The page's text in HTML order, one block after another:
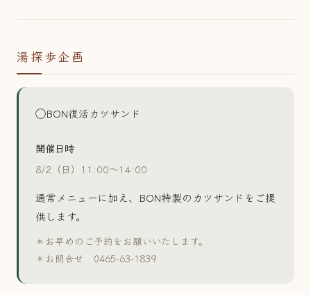
湯探歩企画
◯BON復活カツサンド
開催日時
8/2（日）11:00〜14:00
通常メニューに加え、BON特製のカツサンドをご提
供します。
＊お早めのご予約をお願いいたします。
＊お問合せ 0465-63-1839